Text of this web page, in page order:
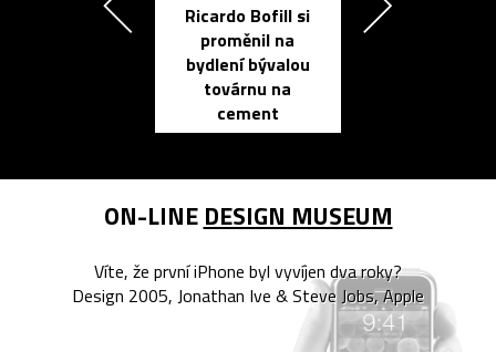
Ricardo Bofill si
proměnil na
bydlení bývalou
továrnu na
cement
ON-LINE DESIGN MUSEUM
Víte, že první iPhone byl vyvíjen dva roky?
Design 2005, Jonathan Ive & Steve Jobs, Apple